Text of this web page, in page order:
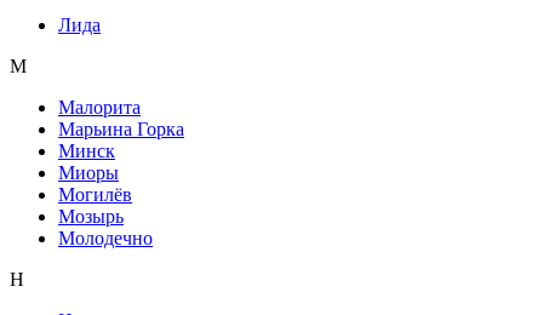
Лида
М
Малорита
Марьина Горка
Минск
Миоры
Могилёв
Мозырь
Молодечно
Н